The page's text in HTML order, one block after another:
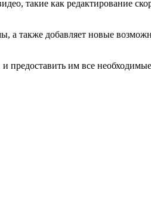
такие как редактирование
также добавляет новые
предоставить им все